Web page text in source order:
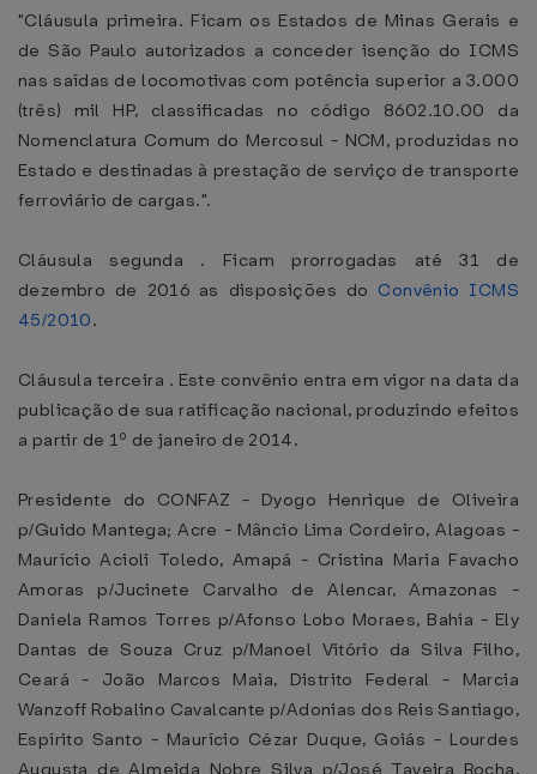
"Cláusula primeira. Ficam os Estados de Minas Gerais e
de São Paulo autorizados a conceder isenção do ICMS
nas saídas de locomotivas com potência superior a 3.000
(três) mil HP, classificadas no código 8602.10.00 da
Nomenclatura Comum do Mercosul - NCM, produzidas no
Estado e destinadas à prestação de serviço de transporte
ferroviário de cargas.".
Cláusula segunda . Ficam prorrogadas até 31 de
dezembro de 2016 as disposições do Convênio ICMS
45/2010.
Cláusula terceira . Este convênio entra em vigor na data da
publicação de sua ratificação nacional, produzindo efeitos
a partir de 1º de janeiro de 2014.
Presidente do CONFAZ - Dyogo Henrique de Oliveira
p/Guido Mantega; Acre - Mâncio Lima Cordeiro, Alagoas -
Maurício Acioli Toledo, Amapá - Cristina Maria Favacho
Amoras p/Jucinete Carvalho de Alencar, Amazonas -
Daniela Ramos Torres p/Afonso Lobo Moraes, Bahia - Ely
Dantas de Souza Cruz p/Manoel Vitório da Silva Filho,
Ceará - João Marcos Maia, Distrito Federal - Marcia
Wanzoff Robalino Cavalcante p/Adonias dos Reis Santiago,
Espírito Santo - Maurício Cézar Duque, Goiás - Lourdes
Augusta de Almeida Nobre Silva p/José Taveira Rocha,